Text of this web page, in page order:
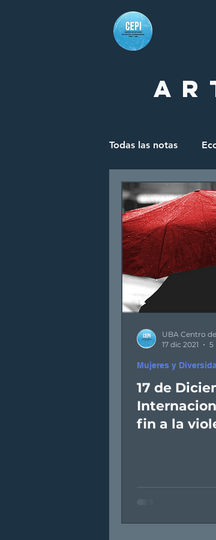
Todas las notas
Política
17 de
fin a la
Mujeres y
17 dic 2021
5